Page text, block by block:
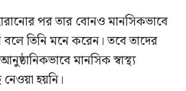
পর তার বোনও মানসিকভাবে
তিনি মনে করেন। তবে তাদের
মানসিক স্বাস্থ্য
হয়নি।